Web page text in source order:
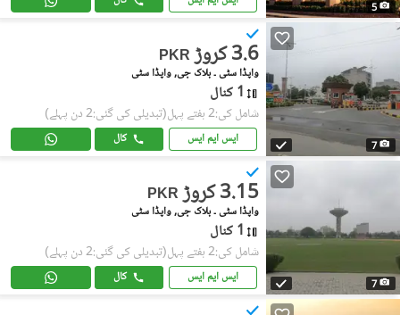
5
7
PKR 3.6 کروڑ
واپڈا سٹی ۔ بلاک جی, واپڈا سٹی
1 کنال
شامل کی:2 ہفتے پہل (تبدیلی کی گئی:2 دن پہلے)
ایس ایم ایس کال
7
PKR 3.15 کروڑ
واپڈا سٹی ۔ بلاک جی, واپڈا سٹی
1 کنال
شامل کی:2 ہفتے پہل (تبدیلی کی گئی:2 دن پہلے)
ایس ایم ایس کال